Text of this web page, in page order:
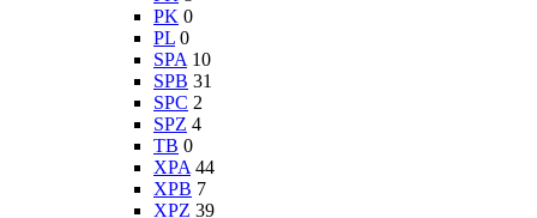
PK 0
PL 0
SPA 10
SPB 31
SPC 2
SPZ 4
TB 0
XPA 44
XPB 7
XPZ 39